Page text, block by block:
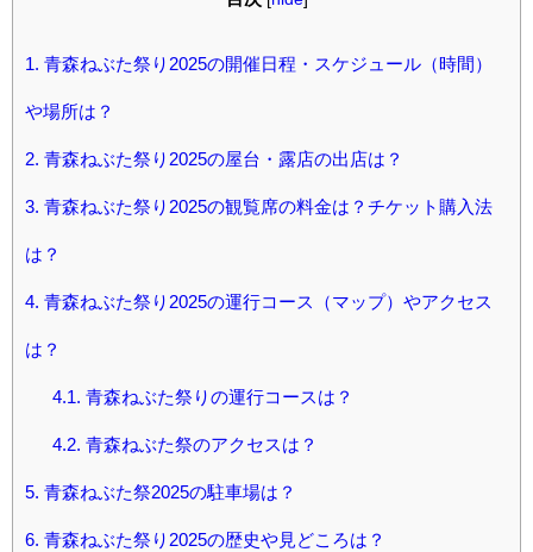
1. 青森ねぶた祭り2025の開催日程・スケジュール（時間）
や場所は？
2. 青森ねぶた祭り2025の屋台・露店の出店は？
3. 青森ねぶた祭り2025の観覧席の料金は？チケット購入法
は？
4. 青森ねぶた祭り2025の運行コース（マップ）やアクセス
は？
4.1. 青森ねぶた祭りの運行コースは？
4.2. 青森ねぶた祭のアクセスは？
5. 青森ねぶた祭2025の駐車場は？
6. 青森ねぶた祭り2025の歴史や見どころは？